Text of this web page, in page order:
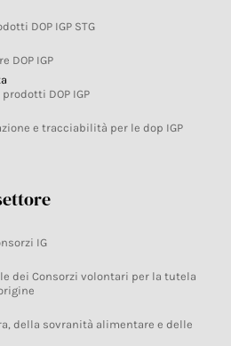
DOP IGP STG
DOP IGP
DOP IGP
e tracciabilità per le dop IGP
IG
dei Consorzi volontari per la tutela
della sovranità alimentare e delle